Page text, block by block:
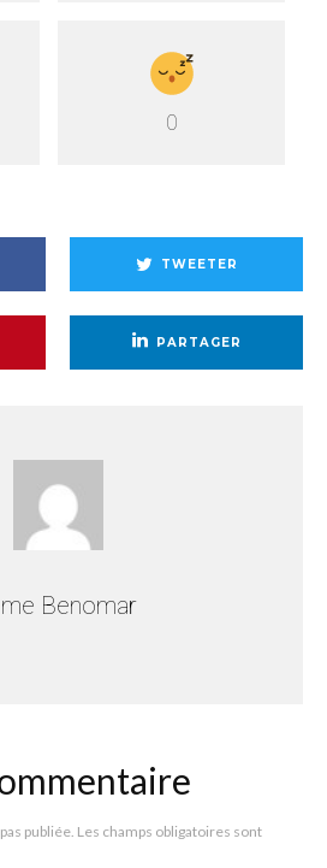
0
TWEETER
PARTAGER
Benomar
publiée. Les champs obligatoires sont